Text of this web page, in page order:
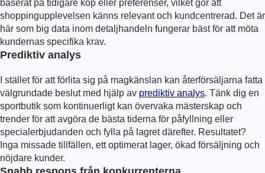
baserat på tidigare köp eller preferenser, vilket gör att
shoppingupplevelsen känns relevant och kundcentrerad. Det är
här som big data inom detaljhandeln fungerar bäst för att möta
kundernas specifika krav.
Prediktiv analys
I stället för att förlita sig på magkänslan kan återförsäljarna fatta
välgrundade beslut med hjälp av prediktiv analys. Tänk dig en
sportbutik som kontinuerligt kan övervaka mästerskap och
trender för att avgöra de bästa tiderna för påfyllning eller
specialerbjudanden och fylla på lagret därefter. Resultatet?
Inga missade tillfällen, ett optimerat lager, ökad försäljning och
nöjdare kunder.